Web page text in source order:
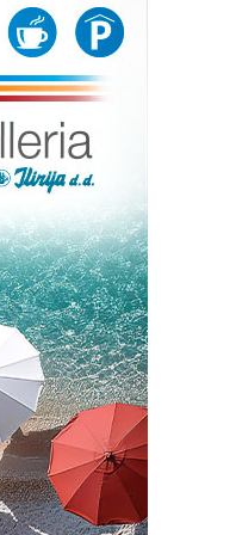
Bokarica, Stjepan
Mihael Katušić,
Rodić, Maro Mijoč,
Milić Doboš, Leo
koji su logistički
Zoriću, Mihaelu
Gabrile.
nije skrivao ponos
zahvalio je klubu
imao čast voditi
Istaknuo je kako se već
popunilo pola
zadovoljstvo što su
kao pravo mjesto
motoričkih vještina.